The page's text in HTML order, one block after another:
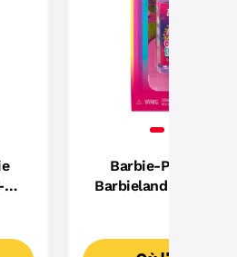
Barbie-Poupées
Barbieland -